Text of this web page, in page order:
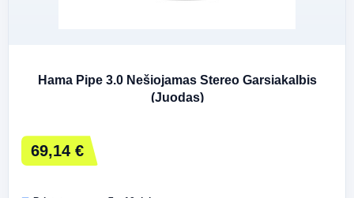
Hama Pipe 3.0 Nešiojamas Stereo Garsiakalbis
(Juodas)
69,14 €